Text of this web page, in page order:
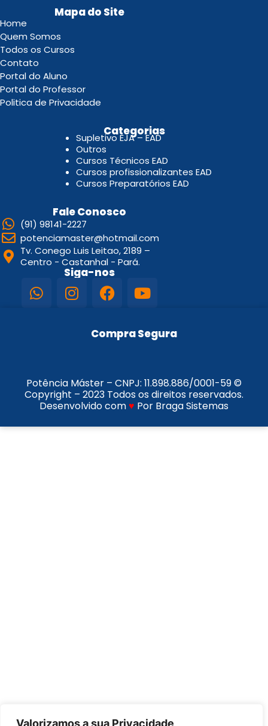
Valorizamos a sua Privacidade
Mapa do Site
Home
Quem Somos
Todos os Cursos
Contato
Portal do Aluno
Portal do Professor
Politica de Privacidade
Categorias
Supletivo EJA – EAD
Outros
Cursos Técnicos EAD
Cursos profissionalizantes EAD
Cursos Preparatórios EAD
Fale Conosco
(91) 98141-2227
potenciamaster@hotmail.com
Tv. Conego Luis Leitao, 2189 –
Centro - Castanhal - Pará.
Siga-nos
Compra Segura
Potência Máster – CNPJ: 11.898.886/0001-59©
Copyright – 2023 Todos os direitos reservados.
Desenvolvido com♥ Por Braga Sistemas